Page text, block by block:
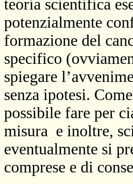
teoria scientifica
potenzialmente
formazione del
specifico
spiegare
senza ipotesi.
possibile fare per
misura e inoltre,
eventualmente si
comprese e di